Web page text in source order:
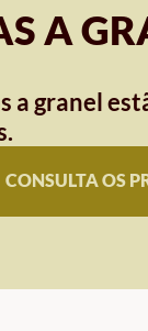
A
a granel
CONSULTA OS